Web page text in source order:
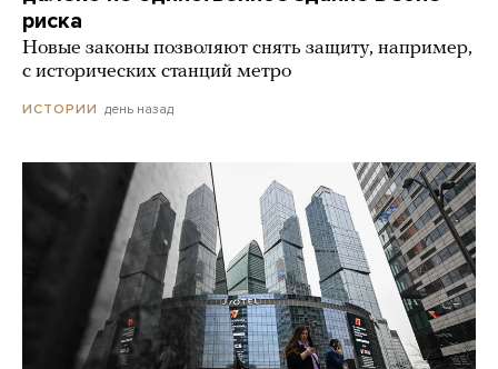
риска
Новые законы позволяют снять защиту, например,
с исторических станций метро
ИСТОРИИ день назад